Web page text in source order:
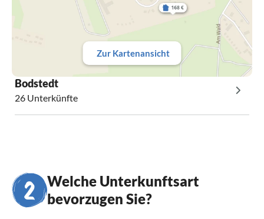
Zur Kartenansicht
Bodstedt
26 Unterkünfte
Welche Unterkunftsart
bevorzugen Sie?